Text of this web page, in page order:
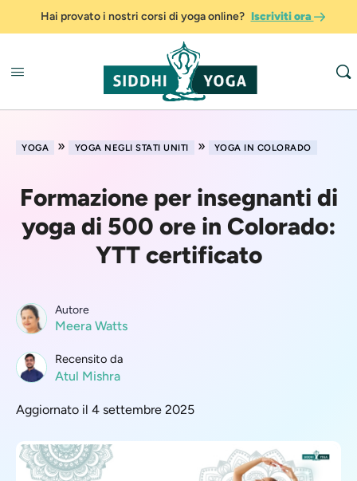
Hai provato i nostri corsi di yoga online? Iscriviti ora
YOGA » YOGA NEGLI STATI UNITI » YOGA IN COLORADO
Formazione per insegnanti di
yoga di 500 ore in Colorado:
YTT certificato
Autore
Meera Watts
Recensito da
Atul Mishra
Aggiornato il 4 settembre 2025